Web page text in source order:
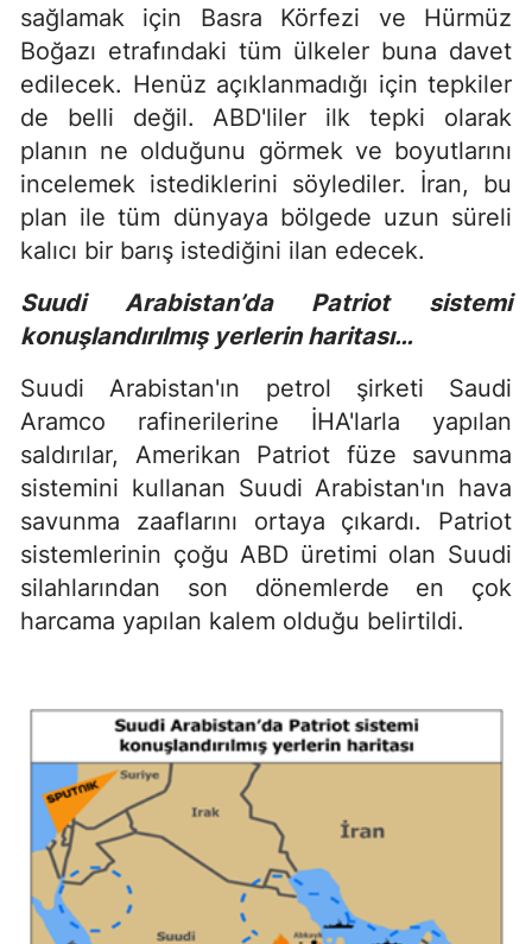
sağlamak için Basra Körfezi ve Hürmüz
Boğazı etrafındaki tüm ülkeler buna davet
edilecek. Henüz açıklanmadığı için tepkiler
de belli değil. ABD'liler ilk tepki olarak
planın ne olduğunu görmek ve boyutlarını
incelemek istediklerini söylediler. İran, bu
plan ile tüm dünyaya bölgede uzun süreli
kalıcı bir barış istediğini ilan edecek.
Suudi Arabistan’da Patriot sistemi
konuşlandırılmış yerlerin haritası…
Suudi Arabistan'ın petrol şirketi Saudi
Aramco rafinerilerine İHA'larla yapılan
saldırılar, Amerikan Patriot füze savunma
sistemini kullanan Suudi Arabistan'ın hava
savunma zaaflarını ortaya çıkardı. Patriot
sistemlerinin çoğu ABD üretimi olan Suudi
silahlarından son dönemlerde en çok
harcama yapılan kalem olduğu belirtildi.